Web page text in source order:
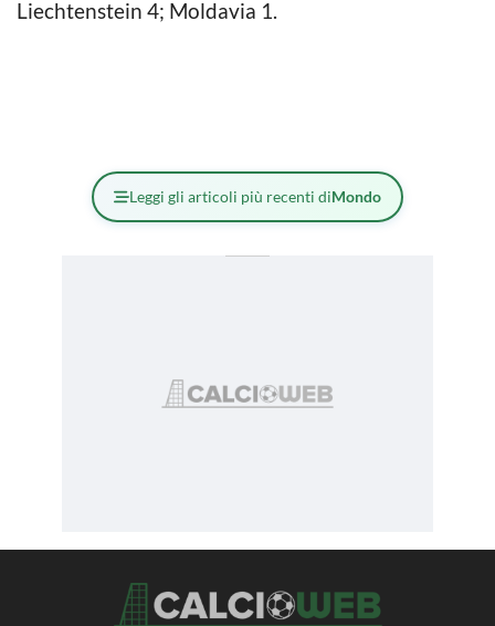
Liechtenstein 4; Moldavia 1.
Leggi gli articoli più recenti diMondo